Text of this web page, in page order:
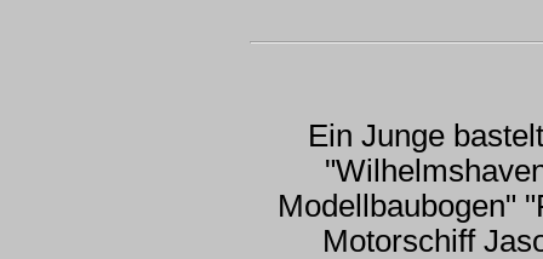
Ein Junge
Modellbaubogen"
Motorschiff